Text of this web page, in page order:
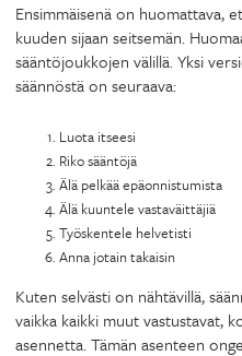
Ensimmäisenä on huomattava,
kuuden sijaan seitsemän.
sääntöjoukkojen välillä. Yksi
säännöstä on seuraava:
Luota itseesi
Riko sääntöjä
Älä pelkää epäonnistumista
Älä kuuntele vastaväittäjiä
Työskentele helvetisti
Anna jotain takaisin
Kuten selvästi on nähtävillä,
vaikka kaikki muut vastustavat,
asennetta. Tämän asenteen